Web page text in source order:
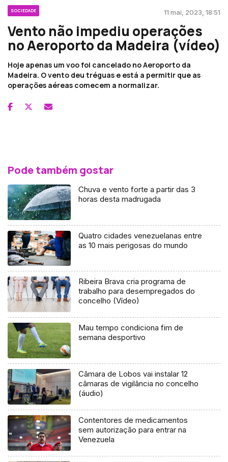
SOCIEDADE 11 mai, 2023, 18:51
Vento não impediu operações
no Aeroporto da Madeira (vídeo)
Hoje apenas um voo foi cancelado no Aeroporto da
Madeira. O vento deu tréguas e está a permitir que as
operações aéreas comecem a normalizar.
Pode também gostar
Chuva e vento forte a partir das 3
horas desta madrugada
Quatro cidades venezuelanas entre
as 10 mais perigosas do mundo
Ribeira Brava cria programa de
trabalho para desempregados do
concelho (Vídeo)
Mau tempo condiciona fim de
semana desportivo
Câmara de Lobos vai instalar 12
câmaras de vigilância no concelho
(áudio)
Contentores de medicamentos
sem autorização para entrar na
Venezuela